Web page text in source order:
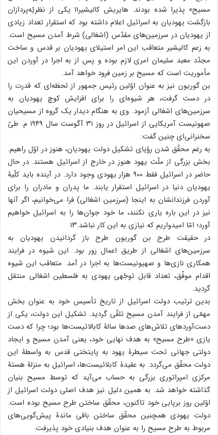
مسیح» پذیرا شده بودند. هایریش کالیشیر۱۱ یکی از نظریّه‌پردازان
بازگشت یهودیان به اسرائیل اعلام داشته بود که استقرار تعداد زیادی
از یهودیان در سرزمین‌های مقدّس (اشغالی) شرط آمدن مسیح است.
به زعم کالیشیر متعاقب این امر استیلای یهودیان بر قدس و ساخت
مجدّد معبد سلیمان امری لازم بوده و پس از به اجرا در آوردن این
مأموریت است که مسیح بر زمین فرود خواهد آمد.
بن گوریون نیز به عنوان اوّلین رئیس جمهور از لحظه‌ای که قدرت را
در دست گرفت، هر شیوه‌ای را برای افزایش کوچ یهودیان به
سرزمین‌های اشغالی آزمود. وی به هنگام دیدار یک گروه از مسیحیان
صهونیست آمریکایی از اسرائیل در روز ۳۱ آگوست سال ۱۹۴۹ م. طیّ
سخنرانی‌ای چنین گفت:
به رغم محقّق شدن رؤیای تشکیل دولت یهودیان، هنوز در اوّل راهیم.
بخش بزرگی از ملّت یهود هنوز در خارج از اسرائیل هستند. در حال
حاضر در اسرائیل فقط ۹۰۰ هزار یهودی وجود دارد. در آینده باید کلّیۀ
یهودیان دنیا در اسرائیل استقرار یابند. ما پدران و مادران را برای
آوردن فرزندانشان به اینجا (سرزمین اشغالی) فرا می‌خوانیم، اگر آنها
نیز در این باره یاری نکنند، ما خود جوان‌ها را به اسرائیل خواهیم
آورد؛ امّا امیدواریم که نیازی به این کار نباشد.۱۳
در حقیقت طرح بن گوریون طرح باز گردانیدن یهودیان به
سرزمین‌های اشغالی از طریق اعمال زور بود. این شیوه در فرایند
همکاری نازی‌ها و صهیونیست‌ها به اجرا در آمد. متعاقب این شیوه
اقدام موفّق، تعداد قابل توجّهی یهودی به فلسطین اشغالی منتقل
گردید.
بدین ترتیب دولت اسرائیل از تاریخ تأسیس خود به عنوان بخش
مهمّی از فرایند آمدن مسیح تلقّی گردید. تشکیل این دولت، یکی از
دست‌آورد‌های تلاش‌های صد‌ها سالۀ کابالائیست‌ها بود؛ چرا که دست
یازی «طرح مسیح» به هدف نهایی خود، یعنی آمدن مسیح و ایجاد
دولتی جهانی تحت سیطرۀ یهود به پایتختی قدس به واسطۀ این
دولت محقّق می‌گردد. به عقیدۀ کابلائیست‌ها، اسرائیل به منزلۀ هستۀ
مرکزی امپراتوری بزرگی به حساب می‌آید که توسط مسیح بنیان
گذاشته خواهد شد. به همین دلیل نیز هدف اصلی دولت اسرائیل از
اوّلین روز برپایی خود تاکنون، محقّق ساختن طرح مسیح بوده است.
دولت یهودی همچنین محقّق ساختن باقی ماندۀ پیش‌گویی‌های
مربوط به طرح مسیح را به عنوان هدف بنیادی خود پذیرفت.